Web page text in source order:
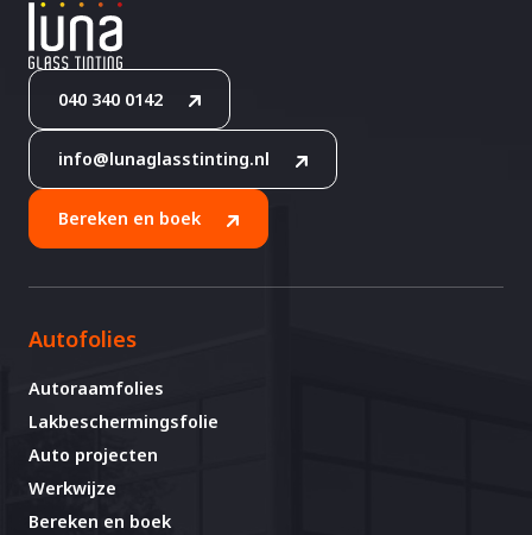
040 340 0142
info@lunaglasstinting.nl
Bereken en boek
Autofolies
Autoraamfolies
Lakbeschermingsfolie
Auto projecten
Werkwijze
Bereken en boek